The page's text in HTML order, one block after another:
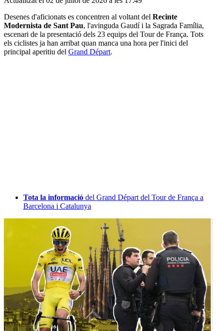
Desenes d'aficionats es concentren al voltant del Recinte
Modernista de Sant Pau, l'avinguda Gaudí i la Sagrada Família,
escenari de la presentació dels 23 equips del Tour de França. Tots
els ciclistes ja han arribat quan manca una hora per l'inici del
principal aperitiu del Grand Départ.
Tota la informació del Grand Départ del Tour de França a
Barcelona i Catalunya